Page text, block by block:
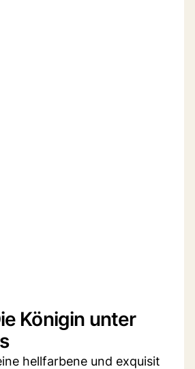
Königin unter
hellfarbene und exquisit